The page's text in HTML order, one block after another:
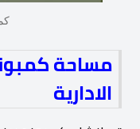
الادارية